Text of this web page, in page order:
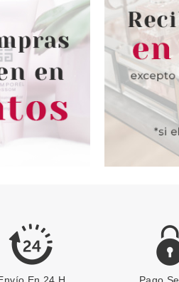
En 24 H Pago